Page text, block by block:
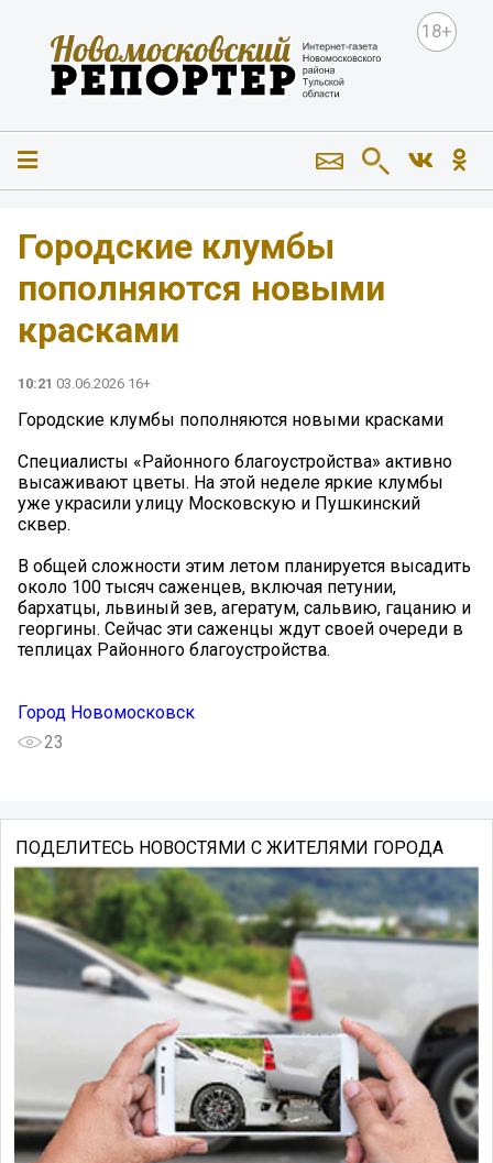
18+
Городские клумбы
пополняются новыми
красками
10:21 03.06.2026 16+
Городские клумбы пополняются новыми красками
Специалисты «Районного благоустройства» активно
высаживают цветы. На этой неделе яркие клумбы
уже украсили улицу Московскую и Пушкинский
сквер.
В общей сложности этим летом планируется высадить
около 100 тысяч саженцев, включая петунии,
бархатцы, львиный зев, агератум, сальвию, гацанию и
георгины. Сейчас эти саженцы ждут своей очереди в
теплицах Районного благоустройства.
Город Новомосковск
23
ПОДЕЛИТЕСЬ НОВОСТЯМИ С ЖИТЕЛЯМИ ГОРОДА